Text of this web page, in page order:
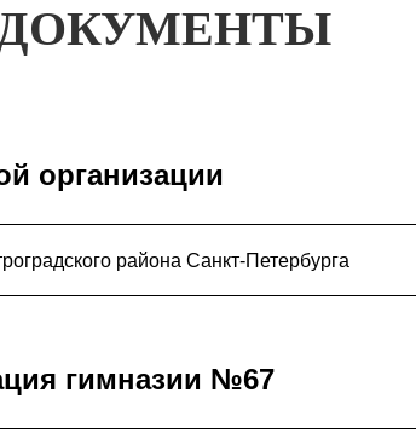
организации
района Санкт-Петербурга
гимназии №67